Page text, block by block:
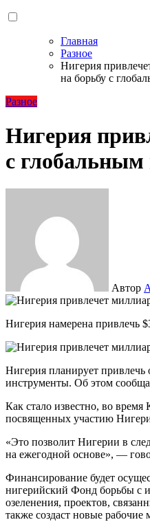
Главная
Разное
Нигерия
на борьбу с
Разное
Нигерия
с глобальным
Автор
Нигерия намерена привлечь
Нигерия планирует
инструменты. Об этом
Как стало известно, во
посвященных участию
«Это позволит Нигерии в
на ежегодной основе», —
Финансирование будет
нигерийский Фонд борьбы с
озеленения, проектов,
также создаст новые